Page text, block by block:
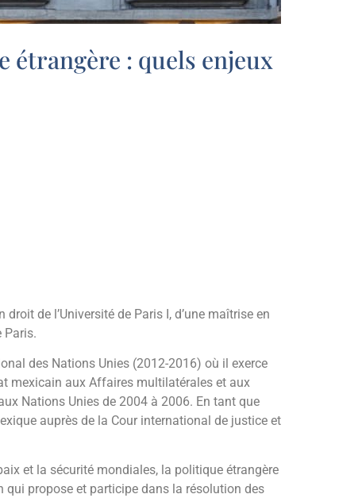
: quels enjeux
de l’Université de Paris I, d’une maîtrise en
Paris.
des Nations Unies (2012-2016) où il exerce
mexicain aux Affaires multilatérales et aux
Nations Unies de 2004 à 2006. En tant que
auprès de la Cour international de justice et
et la sécurité mondiales, la politique étrangère
qui propose et participe dans la résolution des